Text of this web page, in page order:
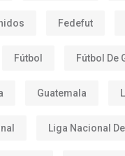
Fedefut
Fútbol Fútbol De
Guatemala
Liga Nacional